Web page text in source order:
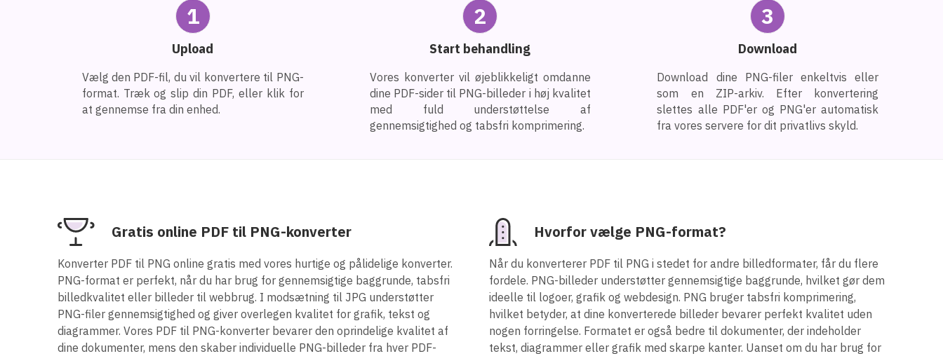
1
Upload
Vælg den PDF-fil, du vil konvertere til PNG-
format. Træk og slip din PDF, eller klik for
at gennemse fra din enhed.
2
Start behandling
Vores konverter vil øjeblikkeligt omdanne
dine PDF-sider til PNG-billeder i høj kvalitet
med fuld understøttelse af
gennemsigtighed og tabsfri komprimering.
3
Download
Download dine PNG-filer enkeltvis eller
som en ZIP-arkiv. Efter konvertering
slettes alle PDF'er og PNG'er automatisk
fra vores servere for dit privatlivs skyld.
Gratis online PDF til PNG-konverter
Konverter PDF til PNG online gratis med vores hurtige og pålidelige konverter.
PNG-format er perfekt, når du har brug for gennemsigtige baggrunde, tabsfri
billedkvalitet eller billeder til webbrug. I modsætning til JPG understøtter
PNG-filer gennemsigtighed og giver overlegen kvalitet for grafik, tekst og
diagrammer. Vores PDF til PNG-konverter bevarer den oprindelige kvalitet af
dine dokumenter, mens den skaber individuelle PNG-billeder fra hver PDF-
Hvorfor vælge PNG-format?
Når du konverterer PDF til PNG i stedet for andre billedformater, får du flere
fordele. PNG-billeder understøtter gennemsigtige baggrunde, hvilket gør dem
ideelle til logoer, grafik og webdesign. PNG bruger tabsfri komprimering,
hvilket betyder, at dine konverterede billeder bevarer perfekt kvalitet uden
nogen forringelse. Formatet er også bedre til dokumenter, der indeholder
tekst, diagrammer eller grafik med skarpe kanter. Uanset om du har brug for